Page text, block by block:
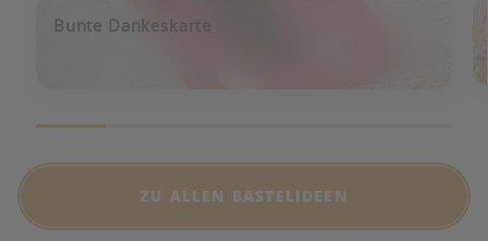
Bunte Dankeskarte
ZU ALLEN BASTELIDEEN